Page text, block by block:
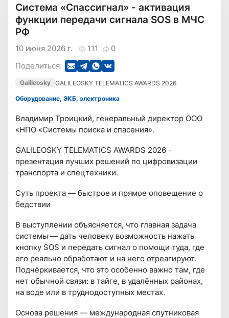
Система «Спассигнал» - активация
функции передачи сигнала SOS в МЧС
РФ
111 0
10 июня 2026 г.
Поделиться:
Galileosky GALILEOSKY TELEMATICS AWARDS 2026
Оборудование, ЭКБ, электроника
Владимир Троицкий, генеральный директор ООО
«НПО «Системы поиска и спасения».
GALILEOSKY TELEMATICS AWARDS 2026 -
презентация лучших решений по цифровизации
транспорта и спецтехники.
Суть проекта — быстрое и прямое оповещение о
бедствии
В выступлении объясняется, что главная задача
системы — дать человеку возможность нажать
кнопку SOS и передать сигнал о помощи туда, где
его реально обработают и на него отреагируют.
Подчёркивается, что это особенно важно там, где
нет обычной связи: в тайге, в удалённых районах,
на воде или в труднодоступных местах.
Основа решения — международная спутниковая